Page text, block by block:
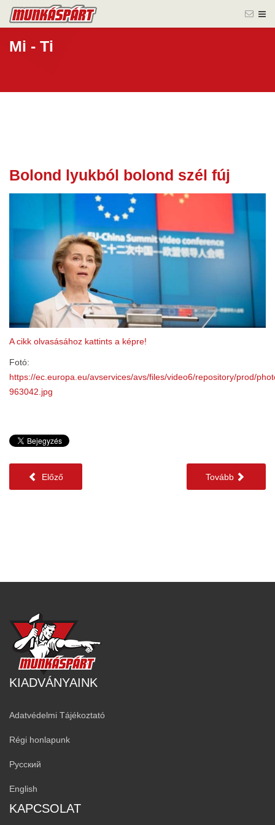
Mi - Ti
Bolond lyukból bolond szél fúj
A cikk olvasásához kattints a képre!
Fotó:
https://ec.europa.eu/avservices/avs/files/video6/repository/prod/
963042.jpg
Előző Tovább
KIADVÁNYAINK
Adatvédelmi Tájékoztató
Régi honlapunk
Русский
English
KAPCSOLAT